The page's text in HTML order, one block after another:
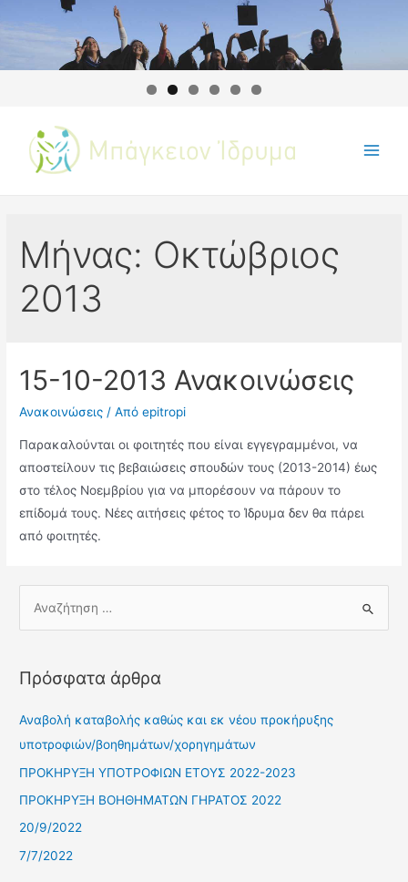
Μήνας: Οκτώβριος
2013
15-10-2013 Ανακοινώσεις
Ανακοινώσεις / Απόepitropi
Παρακαλούνται οι φοιτητές που είναι εγγεγραμμένοι, να
αποστείλουν τις βεβαιώσεις σπουδών τους (2013-2014) έως
στο τέλος Νοεμβρίου για να μπορέσουν να πάρουν το
επίδομά τους. Νέες αιτήσεις φέτος το Ίδρυμα δεν θα πάρει
από φοιτητές.
Πρόσφατα άρθρα
Αναβολή καταβολής καθώς και εκ νέου προκήρυξης
υποτροφιών/βοηθημάτων/χορηγημάτων
ΠΡΟΚΗΡΥΞΗ ΥΠΟΤΡΟΦΙΩΝ ΕΤΟΥΣ 2022-2023
ΠΡΟΚΗΡΥΞΗ ΒΟΗΘΗΜΑΤΩΝ ΓΗΡΑΤΟΣ 2022
20/9/2022
7/7/2022